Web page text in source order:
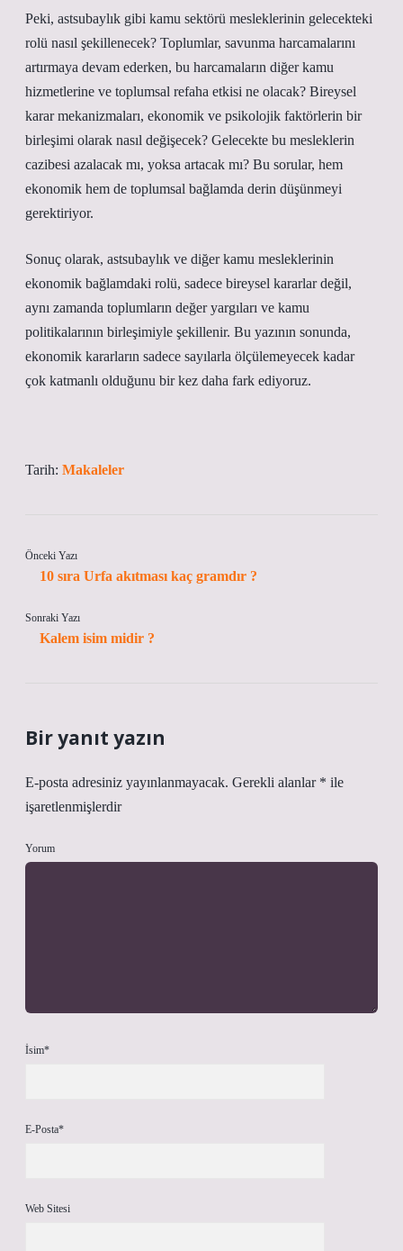
Peki, astsubaylık gibi kamu sektörü mesleklerinin gelecekteki
rolü nasıl şekillenecek? Toplumlar, savunma harcamalarını
artırmaya devam ederken, bu harcamaların diğer kamu
hizmetlerine ve toplumsal refaha etkisi ne olacak? Bireysel
karar mekanizmaları, ekonomik ve psikolojik faktörlerin bir
birleşimi olarak nasıl değişecek? Gelecekte bu mesleklerin
cazibesi azalacak mı, yoksa artacak mı? Bu sorular, hem
ekonomik hem de toplumsal bağlamda derin düşünmeyi
gerektiriyor.
Sonuç olarak, astsubaylık ve diğer kamu mesleklerinin
ekonomik bağlamdaki rolü, sadece bireysel kararlar değil,
aynı zamanda toplumların değer yargıları ve kamu
politikalarının birleşimiyle şekillenir. Bu yazının sonunda,
ekonomik kararların sadece sayılarla ölçülemeyecek kadar
çok katmanlı olduğunu bir kez daha fark ediyoruz.
Tarih: Makaleler
Önceki Yazı
10 sıra Urfa akıtması kaç gramdır ?
Sonraki Yazı
Kalem isim midir ?
Bir yanıt yazın
E-posta adresiniz yayınlanmayacak. Gerekli alanlar * ile
işaretlenmişlerdir
Yorum
İsim*
E-Posta*
Web Sitesi